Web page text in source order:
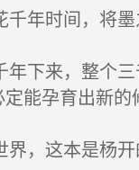
时间，将墨之
，整个三千
能孕育出新
本是杨开的